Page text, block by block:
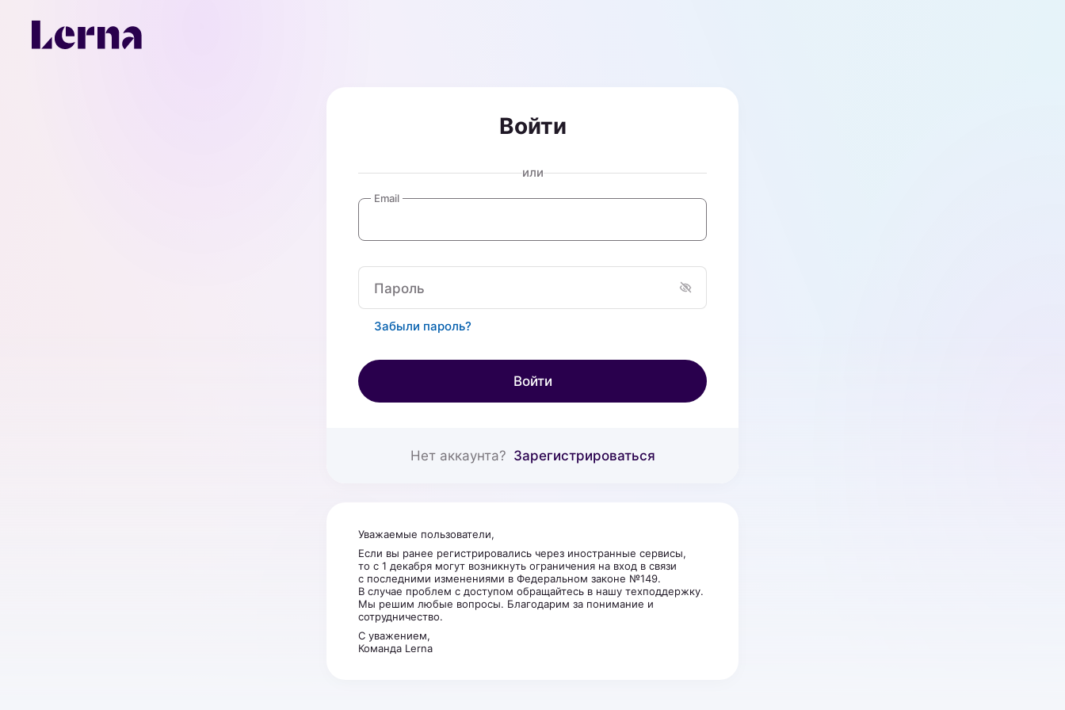
Войти
или
Email
Пароль
Забыли пароль?
Войти
Нет аккаунта? Зарегистрироваться
Уважаемые пользователи,
Если вы ранее регистрировались через иностранные сервисы,
то с 1 декабря могут возникнуть ограничения на вход в связи
с последними изменениями в Федеральном законе №149.
В случае проблем с доступом обращайтесь в нашу техподдержку.
Мы решим любые вопросы. Благодарим за понимание и
сотрудничество.
С уважением,
Команда Lerna